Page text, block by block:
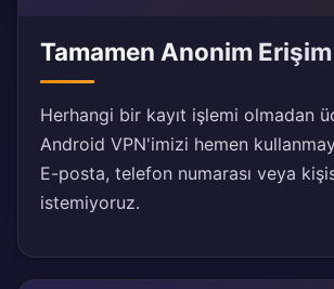
Tamamen Anonim Erişim
Herhangi bir kayıt işlemi olmadan
Android VPN'imizi hemen
E-posta, telefon numarası veya
istemiyoruz.